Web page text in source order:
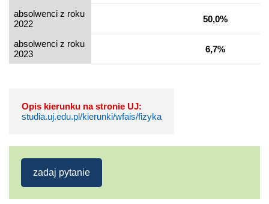
absolwenci z roku
2022
50,0%
absolwenci z roku
2023
6,7%
Opis kierunku na stronie UJ:
studia.uj.edu.pl/kierunki/wfais/fizyka
zadaj pytanie